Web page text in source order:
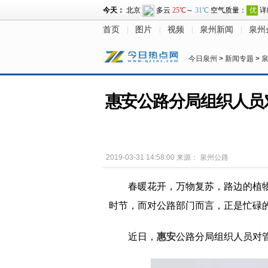
首页 图片 视频 泉州新闻 泉州
今日泉州 > 新闻专题 >
惠安公路分局组织人
2019-03-31 14:58:00 来源： 泉州公路
春暖花开，万物复苏，路边的植
时节，而对公路部门而言，正是忙碌
近日， 惠安公路分局组织人员对